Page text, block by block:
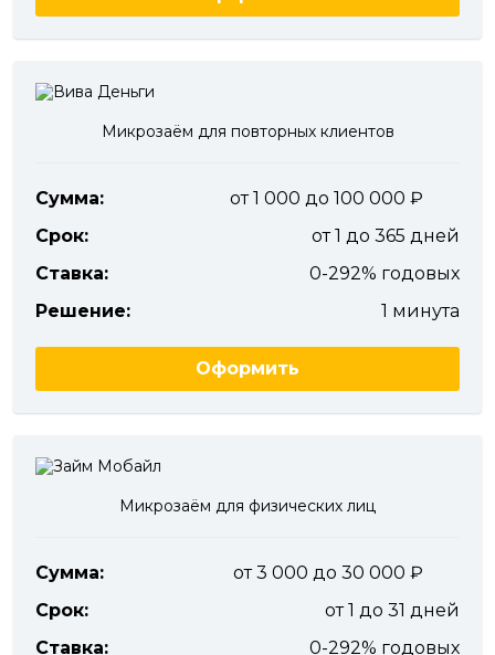
Микрозаём для повторных клиентов
Сумма:
от 1 000 до 100 000
Срок:
от 1 до 365 дней
Ставка:
0-292% годовых
Решение:
1 минута
Оформить
Микрозаём для физических лиц
Сумма:
от 3 000 до 30 000
Срок:
от 1 до 31 дней
Ставка:
0-292% годовых